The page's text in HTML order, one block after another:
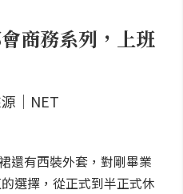
商務系列，上班
還有西裝外套，對剛畢業
選擇，從正式到半正式休